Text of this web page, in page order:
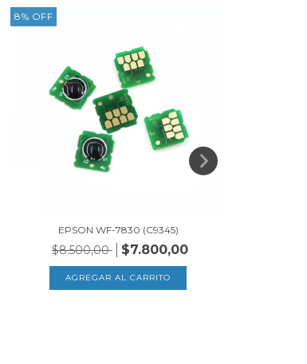
8% OFF
EPSON WF-7830 (C9345)
$8.500,00 $7.800,00